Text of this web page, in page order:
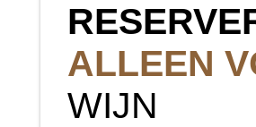
ALLEEN
WIJN